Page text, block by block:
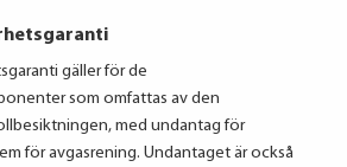
gäller för de
som omfattas av den
med undantag för
för avgasrening. Undantaget är också